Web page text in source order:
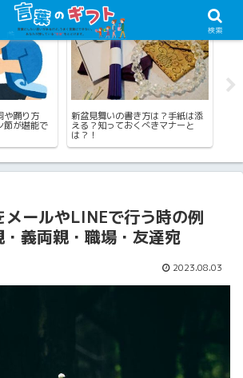
や喪主・
！挨拶文例
通知表の保護者コメント例文！高
校1年・2年・3年向けの書き方ガ
イド
メールやLINEで行う時の例
義両親・職場・友達宛
2023.08.03
検索